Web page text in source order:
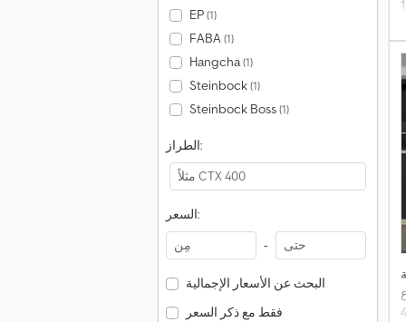
EP(1)
FABA(1)
Hangcha(1)
Steinbock(1)
Steinbock Boss(1)
الطراز:
السعر:
-
البحث عن الأسعار الإجمالية
فقط مع ذكر السعر